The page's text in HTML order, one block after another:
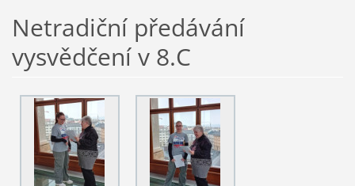
Netradiční předávání
vysvědčení v 8.C